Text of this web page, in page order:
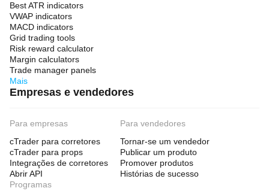
Controlos
de risco
suportados
Stop loss
Take profit
Limite máx. de decréscimo
Best ATR indicators
VWAP indicators
MACD indicators
Grid trading tools
Risk reward calculator
Margin calculators
Trade manager panels
Mais
Empresas e vendedores
Para empresas
cTrader para corretores
cTrader para props
Integrações de corretores
Abrir API
Para vendedores
Tornar-se um vendedor
Publicar um produto
Promover produtos
Histórias de sucesso
Programas